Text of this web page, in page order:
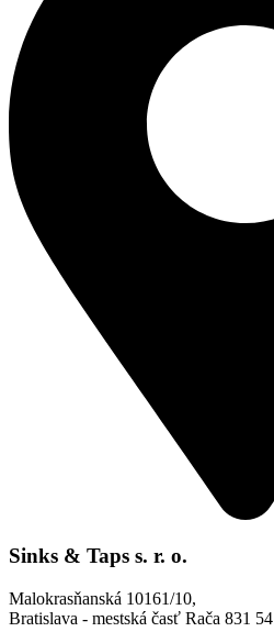
Sinks & Taps s. r. o.
Malokrasňanská 10161/10,
Bratislava - mestská časť Rača 831 54